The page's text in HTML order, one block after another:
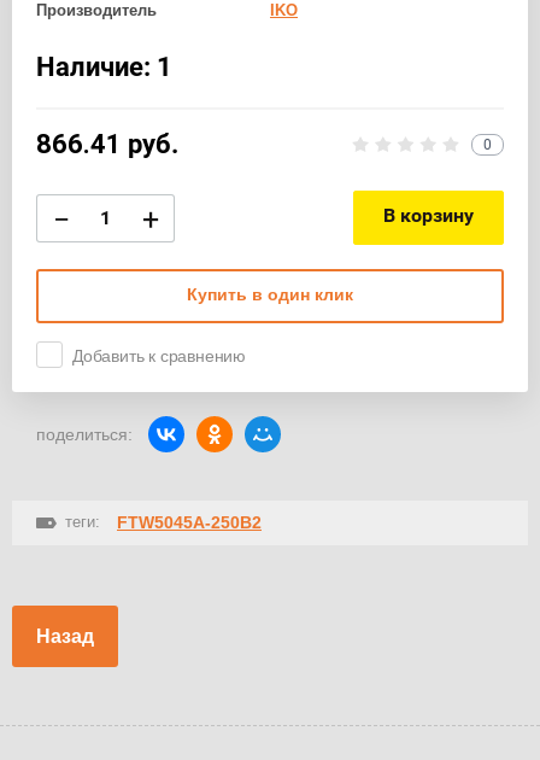
Производитель IKO
Наличие: 1
866.41 руб. 0
− + В корзину
Купить в один клик
Добавить к сравнению
поделиться:
теги: FTW5045A-250B2
Назад